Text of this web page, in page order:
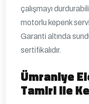
çalışmayı
motorlu kepenk
Garanti altında
sertifikalıdır.
Ümraniye
Tamiri ile